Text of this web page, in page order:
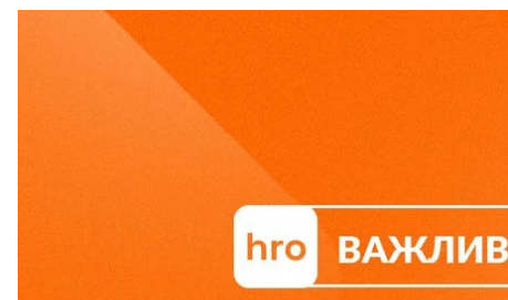
По данным разведки, россия может планировать
Киевском направлении и готовить мобилизацию
«Приднестровья». Руководители
покрывании «порноофисов». Суд оправдал
Магамедрасулова, обвиняемого в ложных
россия может планировать наступательные
Президент Владимир Зеленский со ссылкой на
Беларуси, может расширить свою агрессиюна
участках, по его словам, Украина увеличит объем
наступления рф со стороны Беларуси